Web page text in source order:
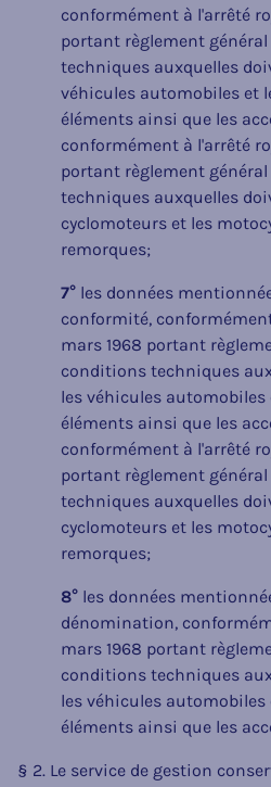
conformément à l'arrêté
portant règlement
techniques auxquelles
véhicules automobiles et
éléments ainsi que les
conformément à l'arrêté
portant règlement
techniques auxquelles
cyclomoteurs et les
remorques;
7° les données
conformité,
mars 1968 portant
conditions techniques
les véhicules
éléments ainsi que les
conformément à l'arrêté
portant règlement
techniques auxquelles
cyclomoteurs et les
remorques;
8° les données
dénomination,
mars 1968 portant
conditions techniques
les véhicules
éléments ainsi que les
§ 2. Le service de gestion